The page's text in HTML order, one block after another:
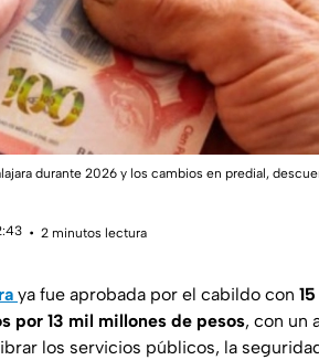
durante 2026 y los cambios en predial,
2 minutos lectura
ya fue aprobada por el cabildo con
por 13 mil millones de pesos, con un
los servicios públicos, la